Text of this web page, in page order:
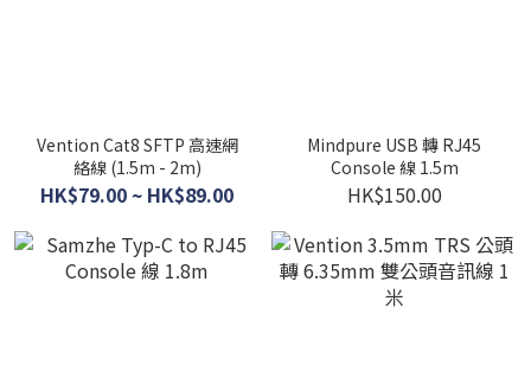
Vention Cat8 SFTP 高速網
絡線 (1.5m - 2m)
HK$79.00 ~ HK$89.00
Mindpure USB 轉 RJ45
Console 線 1.5m
HK$150.00